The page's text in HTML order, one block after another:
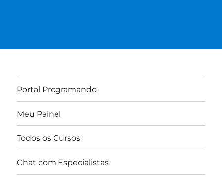
Portal Programando
Meu Painel
Todos os Cursos
Chat com Especialistas